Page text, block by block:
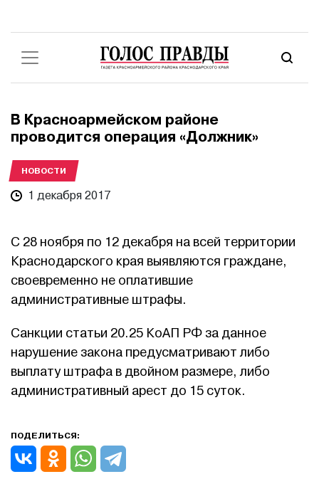
В Красноармейском районе
проводится операция «Должник»
НОВОСТИ
1 декабря 2017
С 28 ноября по 12 декабря на всей территории
Краснодарского края выявляются граждане,
своевременно не оплатившие
административные штрафы.
Санкции статьи 20.25 КоАП РФ за данное
нарушение закона предусматривают либо
выплату штрафа в двойном размере, либо
административный арест до 15 суток.
ПОДЕЛИТЬСЯ: